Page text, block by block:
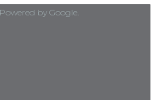
by Google.